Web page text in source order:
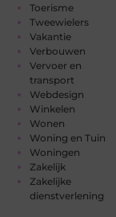
Toerisme
Tweewielers
Vakantie
Verbouwen
Vervoer en
transport
Webdesign
Winkelen
Wonen
Woning en Tuin
Woningen
Zakelijk
Zakelijke
dienstverlening